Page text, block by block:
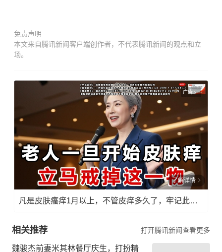
免责声明
本文来自腾讯新闻客户端创作者，不代表腾讯新闻的观点和立
场。
广告
了解详情
凡是皮肤瘙痒1月以上，不管皮痒多久了，牢记此法，快！准！狠！
相关推荐 打开腾讯新闻查看更多
魏骏杰前妻米其林餐厅庆生，打扮精